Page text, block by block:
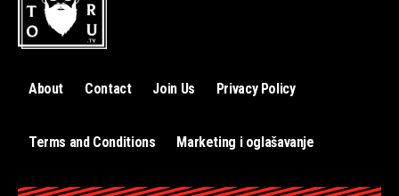
About Contact Join Us Privacy Policy
Terms and Conditions Marketing i oglašavanje